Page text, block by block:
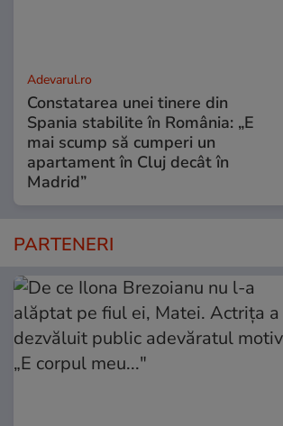
Adevarul.ro
Constatarea unei tinere din
Spania stabilite în România: „E
mai scump să cumperi un
apartament în Cluj decât în
Madrid”
PARTENERI